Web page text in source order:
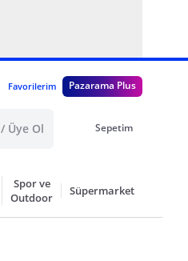
Favorilerim Pazarama Plus
Üye Ol Sepetim
Spor ve
Outdoor
Süpermarket